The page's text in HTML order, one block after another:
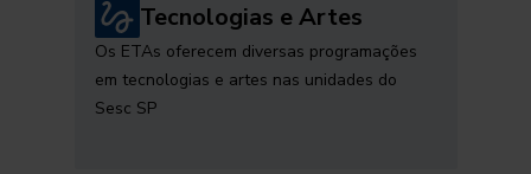
Tecnologias e Artes
Os ETAs oferecem diversas programações
em tecnologias e artes nas unidades do
Sesc SP